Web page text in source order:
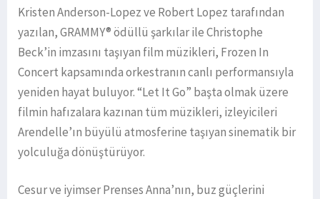
Kristen Anderson-Lopez ve Robert Lopez tarafından
yazılan, GRAMMY® ödüllü şarkılar ile Christophe
Beck’in imzasını taşıyan film müzikleri, Frozen In
Concert kapsamında orkestranın canlı performansıyla
yeniden hayat buluyor. “Let It Go” başta olmak üzere
filmin hafızalara kazınan tüm müzikleri, izleyicileri
Arendelle’ın büyülü atmosferine taşıyan sinematik bir
yolculuğa dönüştürüyor.
Cesur ve iyimser Prenses Anna’nın, buz güçlerini